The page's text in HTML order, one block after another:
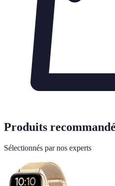
Produits
Sélectionnés par nos experts